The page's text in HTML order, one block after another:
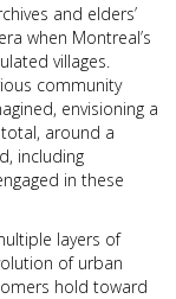
and elders’
when Montreal’s
villages.
community
envisioning a
around a
including
in these
layers of
of urban
hold toward